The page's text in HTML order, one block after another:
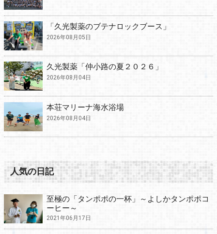
「久光製薬のブテナロックブース」
2026年08月05日
久光製薬「仲小路の夏２０２６」
2026年08月04日
本荘マリーナ海水浴場
2026年08月04日
人気の日記
至極の「タンポポの一杯」～よしかタンポポコ
ーヒー～
2021年06月17日